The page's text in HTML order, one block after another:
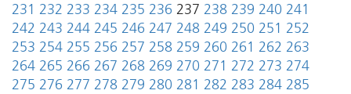
231 232 233 234 235 236 237 238 239 240 241
242 243 244 245 246 247 248 249 250 251 252
253 254 255 256 257 258 259 260 261 262 263
264 265 266 267 268 269 270 271 272 273 274
275 276 277 278 279 280 281 282 283 284 285